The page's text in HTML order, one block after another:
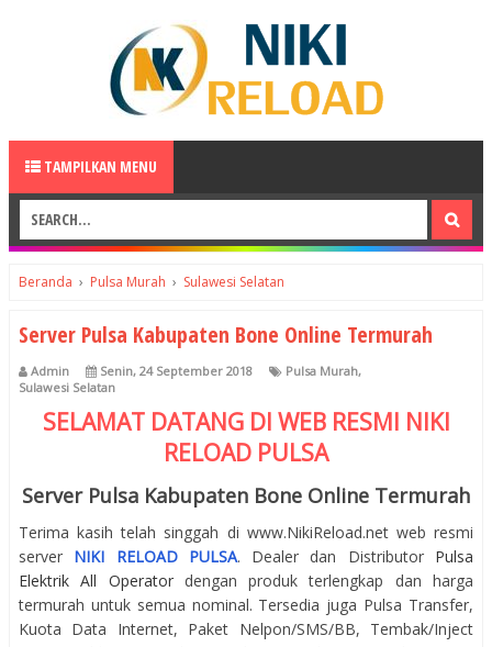
TAMPILKAN MENU
Beranda › Pulsa Murah › Sulawesi Selatan
Server Pulsa Kabupaten Bone Online Termurah
Admin Senin, 24 September 2018 Pulsa Murah,
Sulawesi Selatan
SELAMAT DATANG DI WEB RESMI NIKI
RELOAD PULSA
Server Pulsa Kabupaten Bone Online Termurah
Terima kasih telah singgah di www.NikiReload.net web resmi
server NIKI RELOAD PULSA. Dealer dan Distributor Pulsa
Elektrik All Operatordengan produk terlengkap dan harga
termurah untuk semua nominal. Tersedia juga Pulsa Transfer,
Kuota Data Internet, Paket Nelpon/SMS/BB, Tembak/Inject